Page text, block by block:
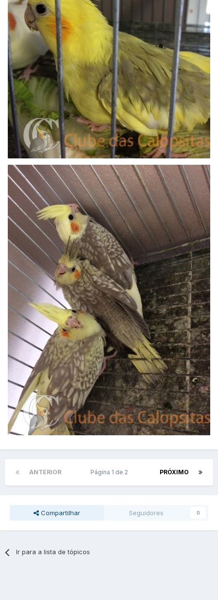
ANTERIOR PRÓXIMO
Página 1 de 2
Compartilhar Seguidores 0
Ir para a lista de tópicos